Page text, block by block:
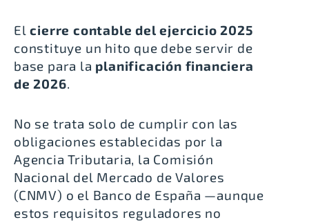
Elcierre contable del ejercicio 2025
constituye un hito que debe servir de
base para la planificación financiera
de 2026.
No se trata solo de cumplir con las
obligaciones establecidas por la
Agencia Tributaria, la Comisión
Nacional del Mercado de Valores
(CNMV) o el Banco de España —aunque
estos requisitos reguladores no